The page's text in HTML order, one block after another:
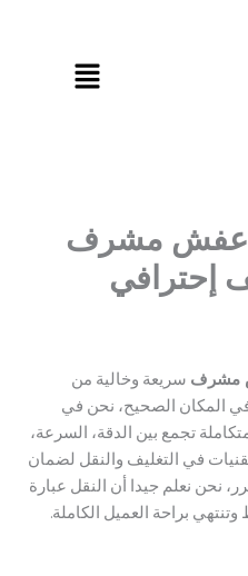
القائمة
مشرف
سريعة وخالية من
الصحيح، نحن في
بين الدقة، السرعة،
التغليف والنقل لضمان
جيدا أن النقل عبارة
العميل الكاملة.